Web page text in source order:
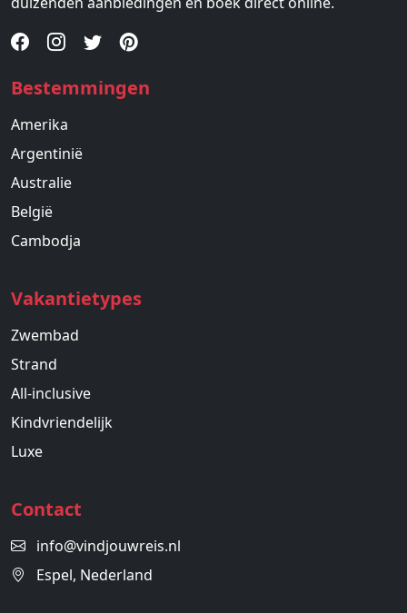
Bestemmingen
Amerika
Argentinië
Australie
België
Cambodja
Vakantietypes
Zwembad
Strand
All-inclusive
Kindvriendelijk
Luxe
Contact
info@vindjouwreis.nl
Espel, Nederland